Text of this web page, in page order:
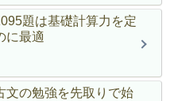
題は基礎計算力を定
に最適
文の勉強を先取りで始